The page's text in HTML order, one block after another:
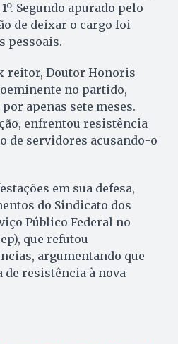
Segundo apurado pelo
de deixar o cargo foi
pessoais.
reitor, Doutor Honoris
no partido,
apenas sete meses.
enfrentou resistência
de servidores acusando-o
em sua defesa,
do Sindicato dos
Público Federal no
que refutou
argumentando que
de resistência à nova